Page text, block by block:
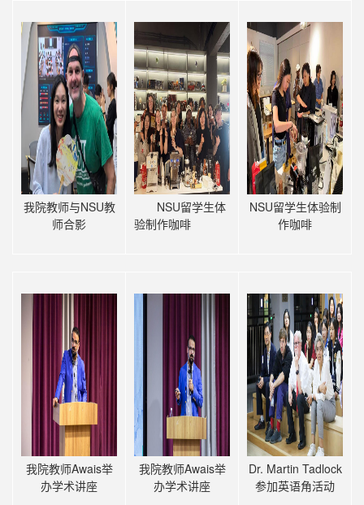
我院教师与NSU教
师合影
NSU留学生体
验制作咖啡
NSU留学生体验制
作咖啡
我院教师Awais举
办学术讲座
我院教师Awais举
办学术讲座
Dr. Martin Tadlock
参加英语角活动